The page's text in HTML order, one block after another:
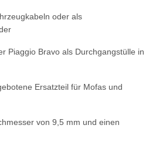
oder als
Piaggio Bravo als Durchgangstülle in
Ersatzteil für Mofas und
von 9,5 mm und einen